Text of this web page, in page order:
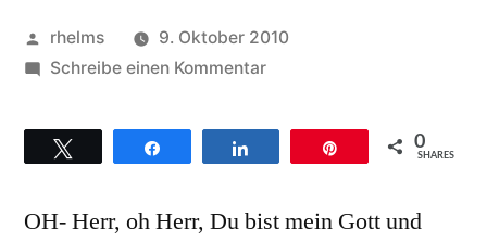
Veröffentlicht
von
rhelms
9. Oktober 2010
Schreibe einen Kommentarzu
McClurkin
zum
0
SHARES
OH- Herr, oh Herr, Du bist mein Gott und